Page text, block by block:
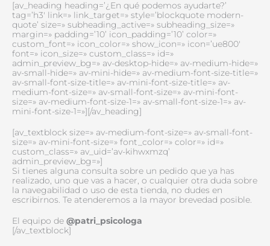
[av_heading heading=’¿En qué podemos ayudarte?’
tag=’h3′ link=» link_target=» style=’blockquote modern-
quote’ size=» subheading_active=» subheading_size=»
margin=» padding=’10’ icon_padding=’10’ color=»
custom_font=» icon_color=» show_icon=» icon=’ue800′
font=» icon_size=» custom_class=» id=»
admin_preview_bg=» av-desktop-hide=» av-medium-hide=»
av-small-hide=» av-mini-hide=» av-medium-font-size-title=»
av-small-font-size-title=» av-mini-font-size-title=» av-
medium-font-size=» av-small-font-size=» av-mini-font-
size=» av-medium-font-size-1=» av-small-font-size-1=» av-
mini-font-size-1=»][/av_heading]
[av_textblock size=» av-medium-font-size=» av-small-font-
size=» av-mini-font-size=» font_color=» color=» id=»
custom_class=» av_uid=’av-kihwxmzq’
admin_preview_bg=»]
Si tienes alguna consulta sobre un pedido que ya has
realizado, uno que vas a hacer, o cualquier otra duda sobre
la navegabilidad o uso de esta tienda, no dudes en
escribirnos. Te atenderemos a la mayor brevedad posible.
El equipo de @patri_psicologa
[/av_textblock]